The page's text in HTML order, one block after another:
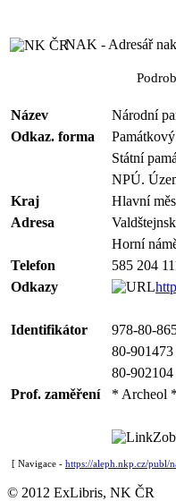
NAK - Adresář
Název
Národní
Odkaz. forma
Státní
NPÚ.
Kraj
Hlavní
Adresa
Horní
Telefon
585 204
Odkazy
Identifikátor
978-80-
80-901473
80-902104
Prof. zaměření
* Archeol
[ Navigace - https://aleph.nkp.cz/publ/
© 2012 ExLibris, NK ČR